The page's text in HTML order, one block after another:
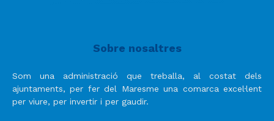
Sobre nosaltres
Som una administració que treballa, al costat dels
ajuntaments, per fer del Maresme una comarca excel·lent
per viure, per invertir i per gaudir.